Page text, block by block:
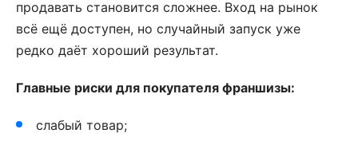
продавать становится сложнее. Вход на рынок
всё ещё доступен, но случайный запуск уже
редко даёт хороший результат.
Главные риски для покупателя франшизы:
слабый товар;